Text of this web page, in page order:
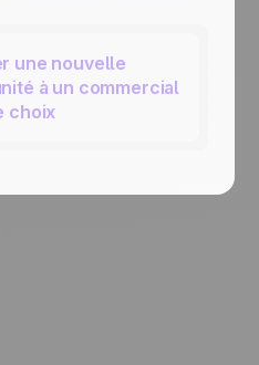
une nouvelle
à un commercial
choix